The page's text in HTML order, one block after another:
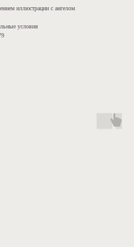
иллюстрации с ангелом
условия